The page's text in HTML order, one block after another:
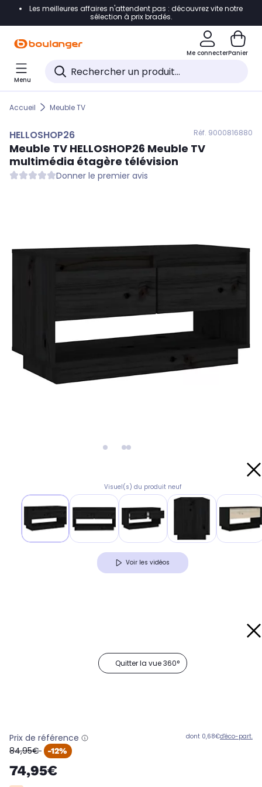
Accéder directement à la navigation
Accéder directement au pied de page
Accéder directement au chatbot
Les meilleures affaires n'attendent pas : découvrez vite notre
sélection à prix bradés.
Me connecterPanier
Menu
Accueil Meuble TV
HELLOSHOP26 Réf. 9000816880
Meuble TV HELLOSHOP26 Meuble TV
multimédia étagère télévision
Donner le premier avis
Visuel(s) du produit neuf
Voir les vidéos
Quitter la vue 360°
Prix de référence
oldPrice
84,95€ -12%
74,95€
dont 0,68€d'éco-part.